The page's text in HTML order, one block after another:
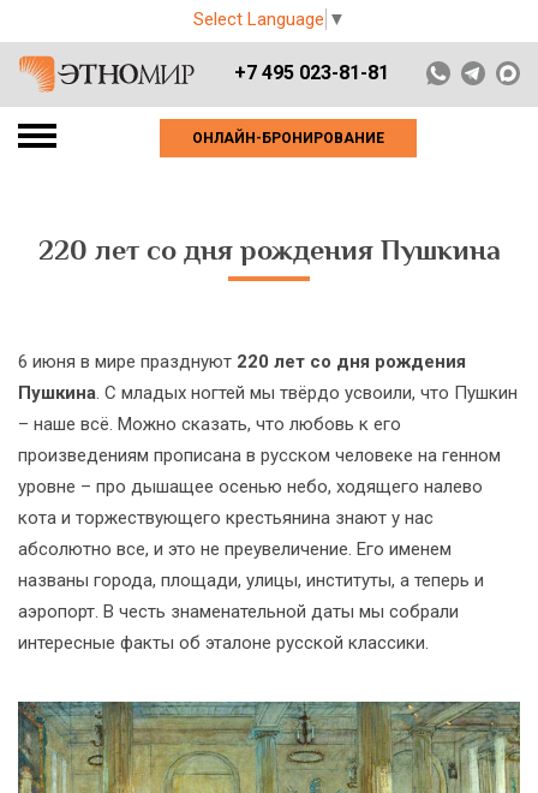
Select Language ▼
+7 495 023-81-81
ОНЛАЙН-БРОНИРОВАНИЕ
220 лет со дня рождения Пушкина
6 июня в мире празднуют 220 лет со дня рождения
Пушкина. С младых ногтей мы твёрдо усвоили, что Пушкин
– наше всё. Можно сказать, что любовь к его
произведениям прописана в русском человеке на генном
уровне – про дышащее осенью небо, ходящего налево
кота и торжествующего крестьянина знают у нас
абсолютно все, и это не преувеличение. Его именем
названы города, площади, улицы, институты, а теперь и
аэропорт. В честь знаменательной даты мы собрали
интересные факты об эталоне русской классики.